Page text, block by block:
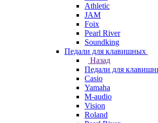
Athletic
JAM
Foix
Pearl River
Soundking
Педали для клавишных
Назад
Педали для
Casio
Yamaha
M-audio
Vision
Roland